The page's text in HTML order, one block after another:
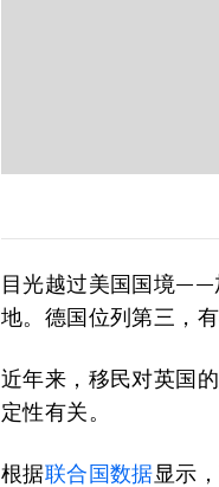
目光越过美国国境——
地。德国位列第三，
近年来，移民对英国
定性有关。
根据联合国数据显示